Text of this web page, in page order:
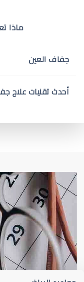
ماذا
جفاف العين
أحدث تقنيات علاج
تقييم
جفاف عيون